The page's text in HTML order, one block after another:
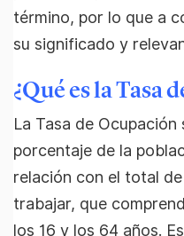
término, por lo que a
su significado y
¿Qué es la Tasa
La Tasa de
porcentaje de la
relación con el total
trabajar, que
los 16 y los 64 años.